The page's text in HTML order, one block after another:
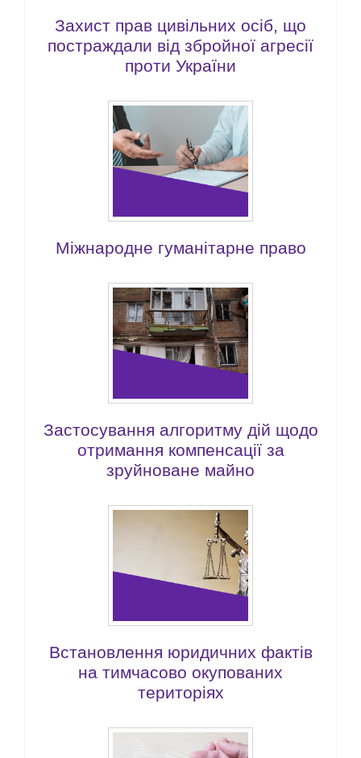
Захист прав цивільних осіб, що
постраждали від збройної агресії
проти України
Міжнародне гуманітарне право
Застосування алгоритму дій щодо
отримання компенсації за
зруйноване майно
Встановлення юридичних фактів
на тимчасово окупованих
територіях